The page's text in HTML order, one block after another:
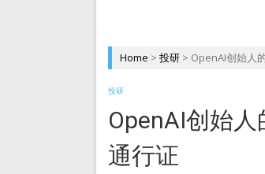
Home > 投研 > OpenAI创始人
投研
OpenAI创始
通行证